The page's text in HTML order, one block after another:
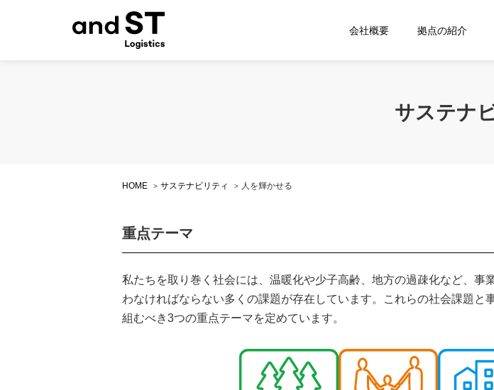
会社概要 拠点の紹介
サステナ
HOME サステナビリティ 人を輝かせる
重点テーマ
私たちを取り巻く社会には、温暖化や少⼦⾼齢、地⽅の過疎化など、事
わなければならない多くの課題が存在しています。これらの社会課題と
組むべき3つの重点テーマを定めています。